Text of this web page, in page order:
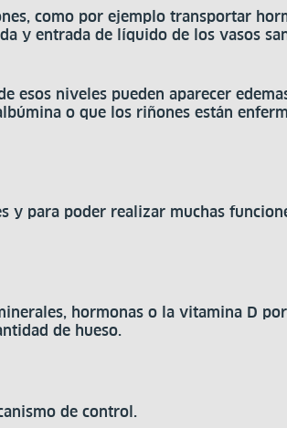
como por ejemplo transportar
y entrada de líquido de los vasos
esos niveles pueden aparecer
o que los riñones están
y para poder realizar muchas
hormonas o la vitamina D
de hueso.
de control.